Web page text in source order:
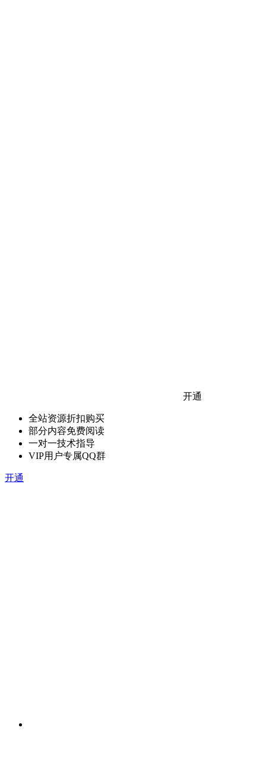
开通
全站资源折扣购买
部分内容免费阅读
一对一技术指导
VIP用户专属QQ群
开通